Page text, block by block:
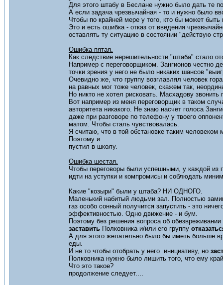
Для этого штабу в Беслане нужно было дать те
А если задача чрезвычайная - то и нужно было
Чтобы по крайней мере у того, кто бы может
Это и есть ошибка - отказ от введения
оставлять ту ситуацию в состоянии "действую
Ошибка пятая.
Как следствие нерешительности "штаба" стало
Например с переговорщиком. Зангионов честно
точки зрения у него не было никаких шансов
Очевидно же, что группу возглавлял человек
на равных мог тоже человек, скажем так,
Но никто не хотел рисковать. Масхадову
Вот например из меня переговорщик в таком
авторитета никакого. Не знаю насчет голоса
даже при разговоре по телефону у твоего
матом. Чтобы сталь чувствовалась.
Я считаю, что в той обстановке таким
Поэтому и
пустил в школу.
Ошибка шестая.
Чтобы переговоры были успешными, у каждой из
идти на уступки и компромисы и соблюдать
Какие "козыри" были у штаба? НИ ОДНОГО.
Маленький набитый людьми зал. Полностью
газ особо сонный получится запустить - это
эффективностью. Одно движение - и бум.
Поэтому без решения вопроса об
заставить Полковника и/или его группу
А для этого желательно было бы иметь больше
еды.
И не то чтобы отобрать у него инициативу, но
Полковника нужно было лишить того, что ему
Что это такое?
продолжение следует....